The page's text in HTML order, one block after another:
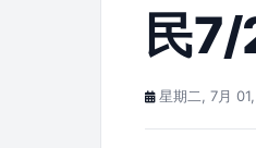
民7/
星期二, 7月